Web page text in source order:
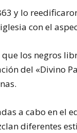
y lo
con el
los negros
del «Divino
a cabo en el
diferentes